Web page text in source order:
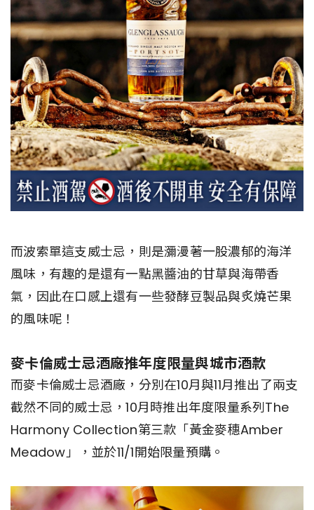
而波索單這支威士忌，則是瀰漫著一股濃郁的海洋
風味，有趣的是還有一點黑醬油的甘草與海帶香
氣，因此在口感上還有一些發酵豆製品與炙燒芒果
的風味呢！
麥卡倫威士忌酒廠推年度限量與城市酒款
而麥卡倫威士忌酒廠，分別在10月與11月推出了兩支
截然不同的威士忌，10月時推出年度限量系列The
Harmony Collection第三款「黃金麥穗Amber
Meadow」，並於11/1開始限量預購。